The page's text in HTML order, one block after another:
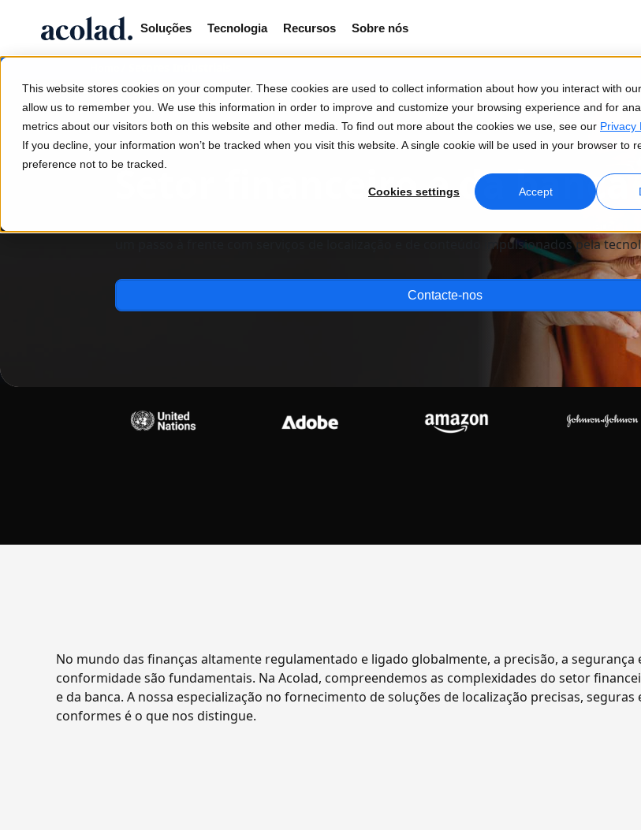
This website stores cookies on your computer. These cookies are used to collect information about how you interact with
allow us to remember you. We use this information in order to improve and customize your browsing experience and for
metrics about our visitors both on this website and other media. To find out more about the cookies we use, see our Privacy
If you decline, your information won’t be tracked when you visit this website. A single cookie will be used in your browser to
preference not to be tracked.
Cookies settings Accept
Soluções Tecnologia Recursos Sobre nós
Setor financeiro e da banca
As tecnologias de blockchain e IA estão a provocar uma evolução acelerada no setor
um passo à frente com serviços de localização e de conteúdo impulsionados pela
Contacte-nos
No mundo das finanças altamente regulamentado e ligado globalmente, a precisão, a segurança
conformidade são fundamentais. Na Acolad, compreendemos as complexidades do setor
e da banca. A nossa especialização no fornecimento de soluções de localização precisas, seguras
conformes é o que nos distingue.